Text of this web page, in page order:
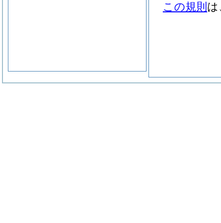
この規則 は